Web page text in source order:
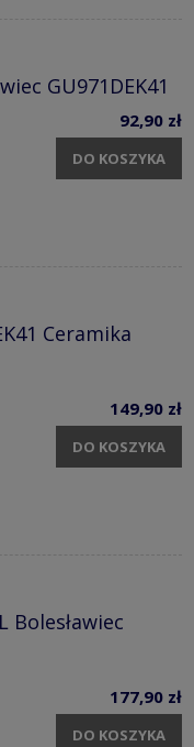
GU971DEK41
92,90 zł
DO KOSZYKA
Ceramika
149,90 zł
DO KOSZYKA
Bolesławiec
177,90 zł
DO KOSZYKA